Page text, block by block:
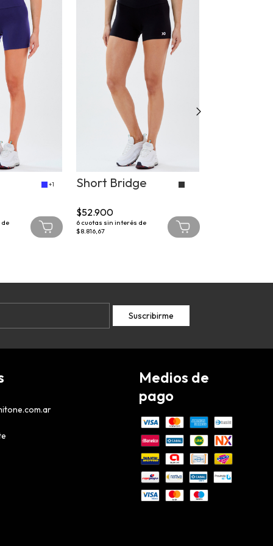
+1
de
Short Bridge
$52.900
6 cuotas sin interés de
$8.816,67
Medios de
pago